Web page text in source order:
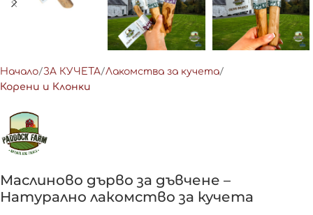
Начало ЗА КУЧЕТА Лакомства за кучета
Корени и Клонки
Маслиново дърво за дъвчене –
Натурално лакомство за кучета